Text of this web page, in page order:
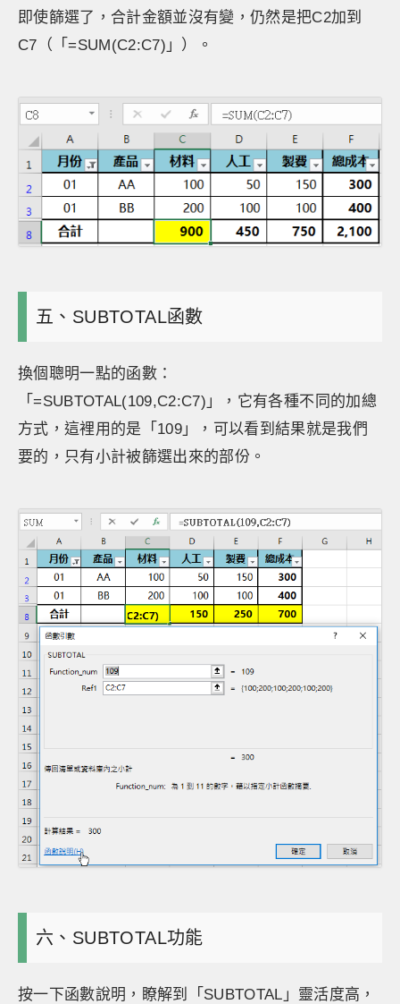
即使篩選了，合計金額並沒有變，仍然是把C2加到
C7（「=SUM(C2:C7)」）。
五、SUBTOTAL函數
換個聰明一點的函數：
「=SUBTOTAL(109,C2:C7)」，它有各種不同的加總
方式，這裡用的是「109」，可以看到結果就是我們
要的，只有小計被篩選出來的部份。
六、SUBTOTAL功能
按一下函數說明，瞭解到「SUBTOTAL」靈活度高，